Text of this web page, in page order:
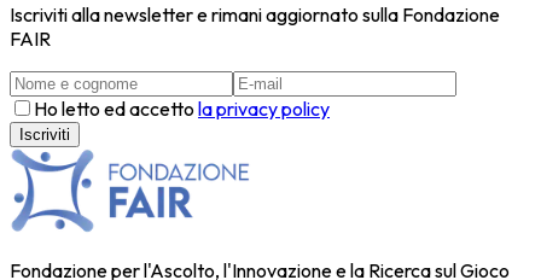
Iscriviti alla newsletter e rimani aggiornato sulla Fondazione
FAIR
Ho letto ed accetto la privacy policy
Fondazione per l'Ascolto, l'Innovazione e la Ricerca sul Gioco